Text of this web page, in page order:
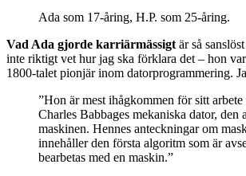
Ada som 17-åring, H.P. som 25-åring.
Vad Ada gjorde karriärmässigt är så
inte riktigt vet hur jag ska förklara det – hon
1800-talet pionjär inom datorprogrammering.
”Hon är mest ihågkommen för sitt arbete
Charles Babbages mekaniska dator, den
maskinen. Hennes anteckningar om
innehåller den första algoritm som är
bearbetas med en maskin.”